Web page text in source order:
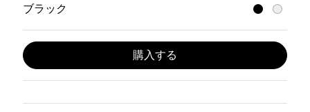
ブラック
購入する